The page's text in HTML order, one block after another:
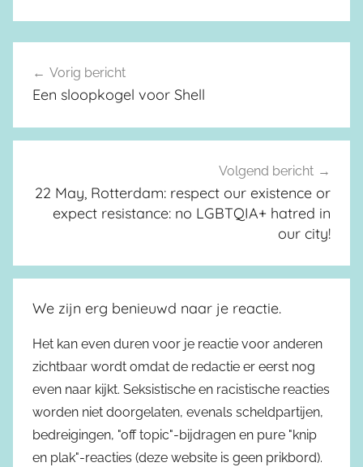
Berichtnavigatie
Vorig bericht
Een sloopkogel voor Shell
Volgend bericht
22 May, Rotterdam: respect our existence or
expect resistance: no LGBTQIA+ hatred in
our city!
We zijn erg benieuwd naar je reactie.
Het kan even duren voor je reactie voor anderen
zichtbaar wordt omdat de redactie er eerst nog
even naar kijkt. Seksistische en racistische reacties
worden niet doorgelaten, evenals scheldpartijen,
bedreigingen, "off topic"-bijdragen en pure "knip
en plak"-reacties (deze website is geen prikbord).